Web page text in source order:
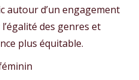
autour d’un engagement
des genres et
plus équitable.